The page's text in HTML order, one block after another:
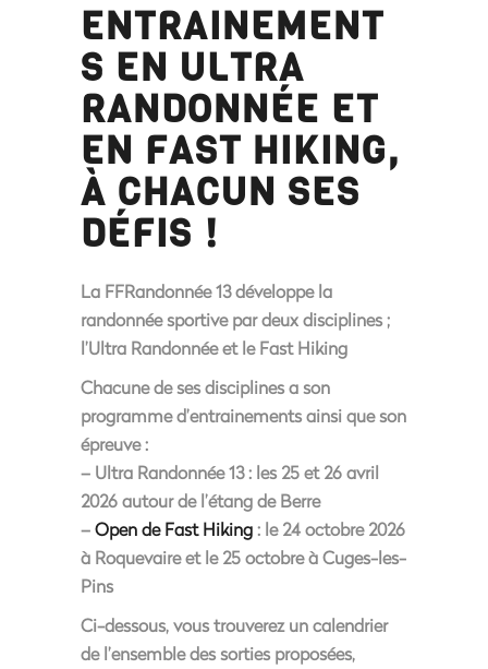
ENTRAINEMENT
S EN ULTRA
RANDONNÉE ET
EN FAST HIKING,
À CHACUN SES
DÉFIS !
La FFRandonnée 13 développe la
randonnée sportive par deux disciplines ;
l’Ultra Randonnée et le Fast Hiking
Chacune de ses disciplines a son
programme d’entrainements ainsi que son
épreuve :
– Ultra Randonnée 13 : les 25 et 26 avril
2026 autour de l’étang de Berre
–Open de Fast Hiking: le 24 octobre 2026
à Roquevaire et le 25 octobre à Cuges-les-
Pins
Ci-dessous, vous trouverez un calendrier
de l’ensemble des sorties proposées,